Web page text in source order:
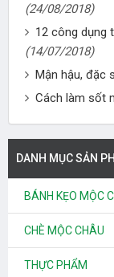
(24/08/2018)
12 công dụng
(14/07/2018)
Mận hậu, đặc
Cách làm sốt
DANH MỤC SẢN
BÁNH KẸO MỘC
CHÈ MỘC CHÂU
THỰC PHẨM